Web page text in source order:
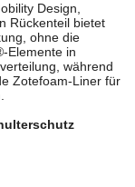
Design,
Rückenteil bietet
ohne die
Elemente in
während
Zotefoam-Liner für